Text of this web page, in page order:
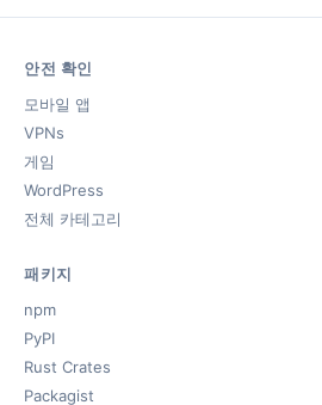
안전 확인
모바일 앱
VPNs
게임
WordPress
전체 카테고리
패키지
npm
PyPI
Rust Crates
Packagist